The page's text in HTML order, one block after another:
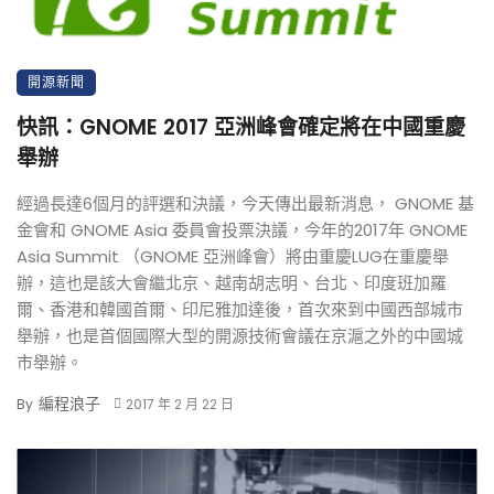
開源新聞
快訊：GNOME 2017 亞洲峰會確定將在中國重慶
舉辦
經過長達6個月的評選和決議，今天傳出最新消息， GNOME 基
金會和 GNOME Asia 委員會投票決議，今年的2017年 GNOME
Asia Summit （GNOME 亞洲峰會）將由重慶LUG在重慶舉
辦，這也是該大會繼北京、越南胡志明、台北、印度班加羅
爾、香港和韓國首爾、印尼雅加達後，首次來到中國西部城市
舉辦，也是首個國際大型的開源技術會議在京滬之外的中國城
市舉辦。
By 編程浪子 2017 年 2 月 22 日